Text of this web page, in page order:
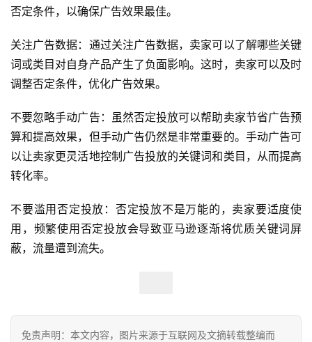
否定条件，以确保广告效果最佳。
关注广告数据：通过关注广告数据，卖家可以了解哪些关键
词或类目对自身产品产生了负面影响。这时，卖家可以及时
调整否定条件，优化广告效果。
不要忽略手动广告：虽然否定投放可以帮助卖家节省广告预
算和提高效果，但手动广告仍然是非常重要的。手动广告可
以让卖家更灵活地控制广告投放的关键词和类目，从而提高
转化率。
不要滥用否定投放：否定投放不是万能的，卖家要适度使
用，频繁使用否定投放会导致亚马逊逐渐将优质关键词屏
蔽，流量遭到流失。
免责声明：本文内容，图片来源于互联网及文摘转载整编而